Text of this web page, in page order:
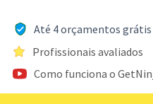
Até 4 orçamentos grátis
Profissionais avaliados
Como funciona o